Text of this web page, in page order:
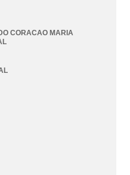
CORACAO MARIA